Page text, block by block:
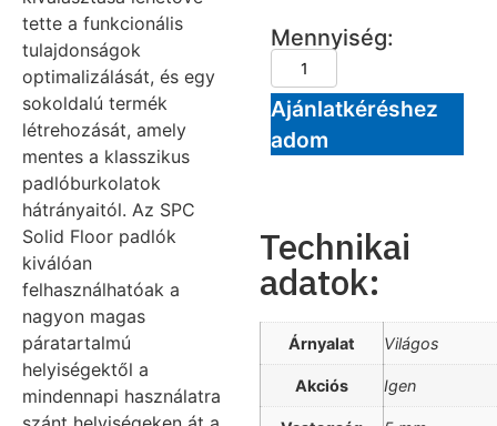
tette a funkcionális
tulajdonságok
optimalizálását, és egy
sokoldalú termék
létrehozását, amely
mentes a klasszikus
padlóburkolatok
hátrányaitól. Az SPC
Solid Floor padlók
kiválóan
felhasználhatóak a
nagyon magas
páratartalmú
helyiségektől a
mindennapi használatra
Mennyiség:
Ajánlatkéréshez
adom
Technikai
adatok:
Árnyalat Világos
Akciós Igen